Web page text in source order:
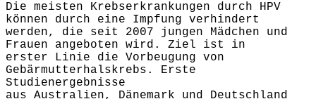
Die meisten Krebserkrankungen durch HPV
können durch eine Impfung verhindert
werden, die seit 2007 jungen Mädchen und
Frauen angeboten wird. Ziel ist in
erster Linie die Vorbeugung von
Gebärmutterhalskrebs. Erste
Studienergebnisse
aus Australien, Dänemark und Deutschland